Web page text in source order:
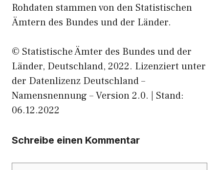
Rohdaten stammen von den Statistischen
Ämtern des Bundes und der Länder.
© Statistische Ämter des Bundes und der
Länder, Deutschland, 2022. Lizenziert unter
der Datenlizenz Deutschland –
Namensnennung – Version 2.0. | Stand:
06.12.2022
Schreibe einen Kommentar